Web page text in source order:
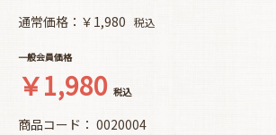
通常価格：￥1,980 税込
一般会員価格
￥1,980 税込
商品コード： 0020004